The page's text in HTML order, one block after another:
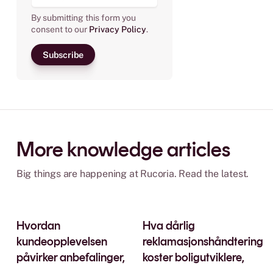
By submitting this form you
consent to our Privacy Policy.
More knowledge articles
Big things are happening at Rucoria. Read the latest.
Hvordan
kundeopplevelsen
påvirker anbefalinger,
Hva dårlig
reklamasjonshåndtering
koster boligutviklere,